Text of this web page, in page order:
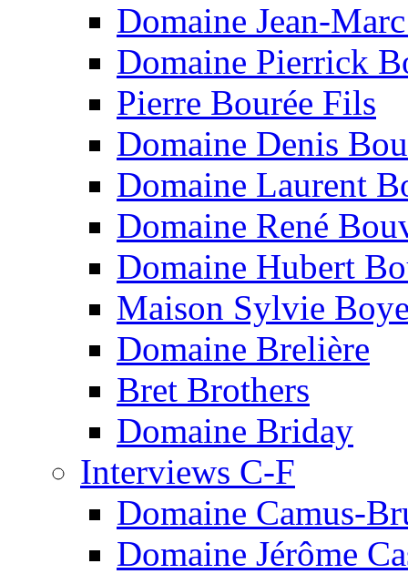
Domaine Jean-
Domaine Pierrick
Pierre Bourée Fils
Domaine Denis
Domaine Laurent
Domaine René
Domaine Hubert
Maison Sylvie
Domaine Brelière
Bret Brothers
Domaine Briday
Interviews C-F
Domaine Camus-
Domaine Jérôme